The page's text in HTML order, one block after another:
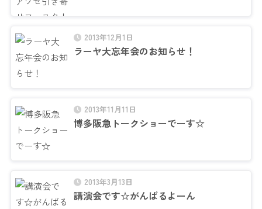
2013年12月1日
ラーヤ大忘年会のお知らせ！
2013年11月11日
博多阪急トークショーでーす☆
2013年3月13日
講演会です☆がんばるよーん